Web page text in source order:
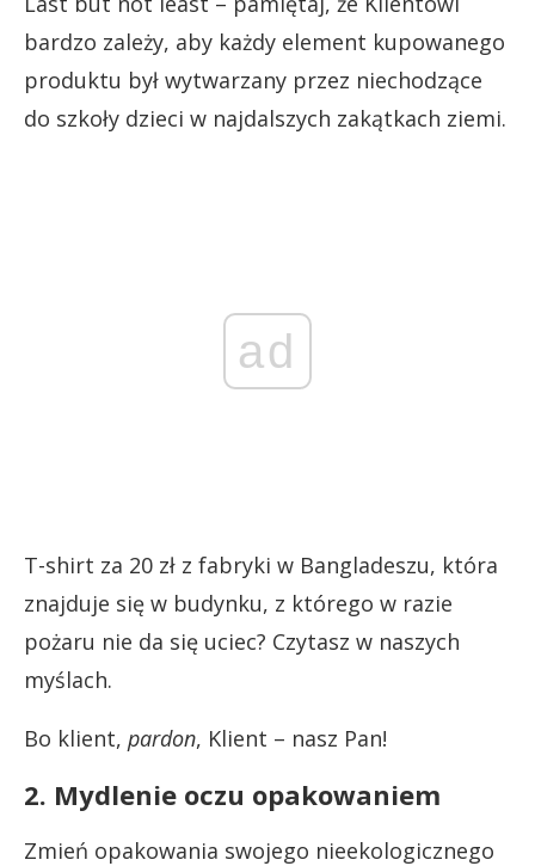
bardzo zależy, aby każdy element kupowanego
produktu był wytwarzany przez niechodzące
do szkoły dzieci w najdalszych zakątkach ziemi.
ad
T-shirt za 20 zł z fabryki w Bangladeszu, która
znajduje się w budynku, z którego w razie
pożaru nie da się uciec? Czytasz w naszych
myślach.
Bo klient, pardon, Klient – nasz Pan!
2. Mydlenie oczu opakowaniem
Zmień opakowania swojego nieekologicznego